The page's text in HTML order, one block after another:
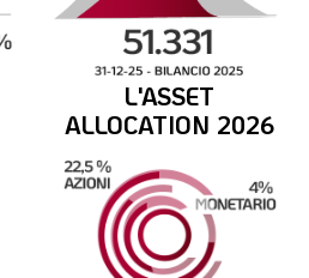
L'ASSET
ALLOCATION 2026